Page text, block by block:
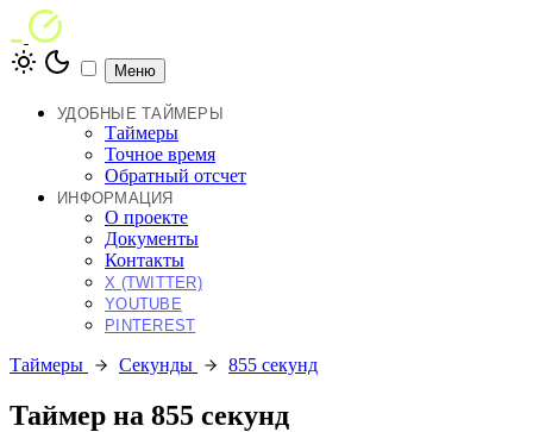
Меню
УДОБНЫЕ ТАЙМЕРЫ
Таймеры
Точное время
Обратный отсчет
ИНФОРМАЦИЯ
О проекте
Документы
Контакты
X (TWITTER)
YOUTUBE
PINTEREST
Таймеры Секунды 855 секунд
Таймер на 855 секунд